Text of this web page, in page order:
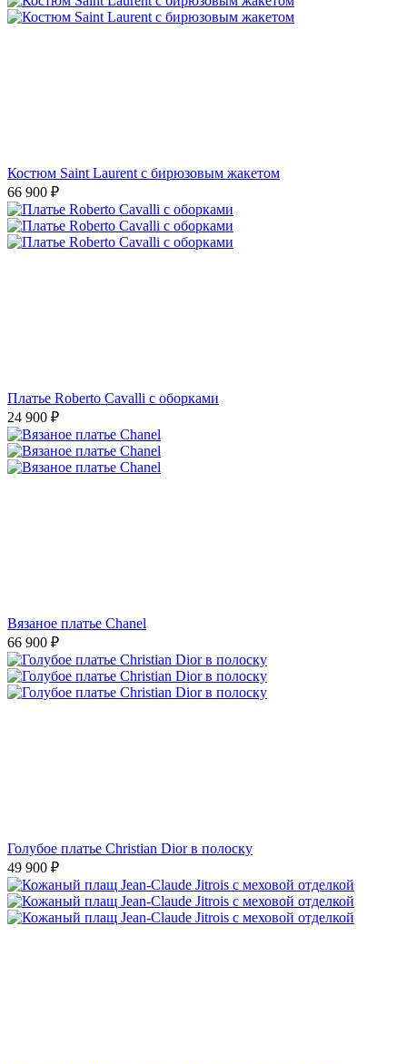
Костюм Saint Laurent с бирюзовым жакетом
66 900 ₽
Платье Roberto Cavalli с оборками
24 900 ₽
Вязаное платье Chanel
66 900 ₽
Голубое платье Christian Dior в полоску
49 900 ₽